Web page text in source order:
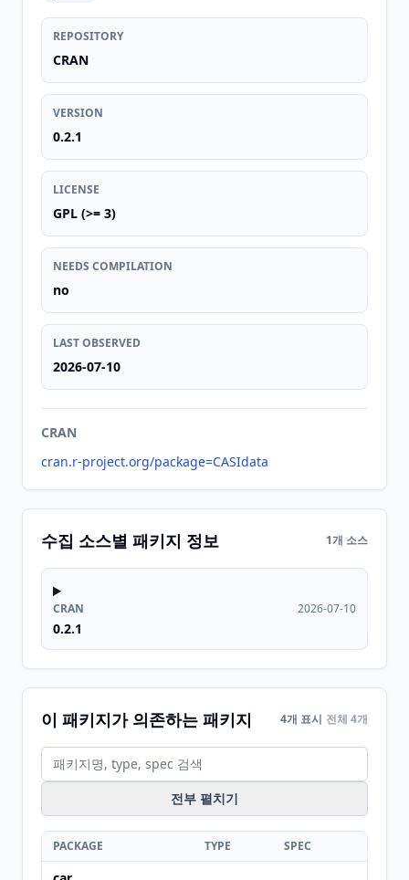
REPOSITORY
CRAN
VERSION
0.2.1
LICENSE
GPL (>= 3)
NEEDS COMPILATION
no
LAST OBSERVED
2026-07-10
CRAN
cran.r-project.org/package=CASIdata
수집 소스별 패키지 정보 1개 소스
CRAN
0.2.1
2026-07-10
이 패키지가 의존하는 패키지 4개 표시 전체 4개
전부 펼치기
PACKAGE TYPE SPEC